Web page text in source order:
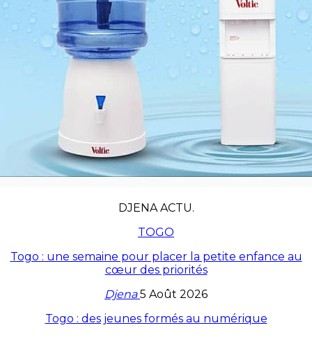
DJENA ACTU.
TOGO
Togo : une semaine pour placer la petite enfance au
cœur des priorités
Djena5 Août 2026
Togo : des jeunes formés au numérique